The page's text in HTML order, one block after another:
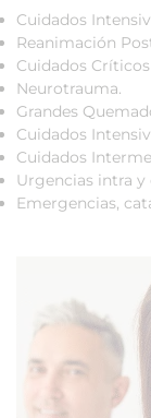
Cuidados
Reanimación
Cuidados
Neurotrauma.
Grandes
Cuidados
Cuidados
Urgencias intra y
Emergencias,